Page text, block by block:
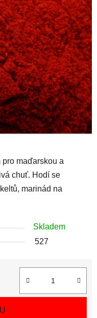
maďarskou a
chuť. Hodí se
marinád na
Skladem
527